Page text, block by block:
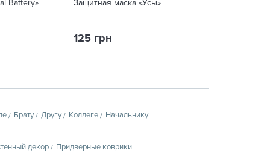
Battery» Защитная маска «Усы»
125 грн
Брату Другу Коллеге Начальнику
декор Придверные коврики